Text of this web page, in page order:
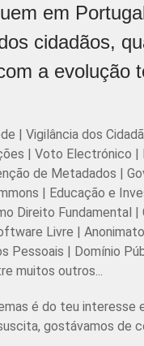
em
cidadãos,
a evolução
| Vigilância dos
| Voto Electrónico |
de Metadados |
| Educação e
Direito Fundamental |
Livre |
Pessoais | Domínio
muitos outros...
é do teu interesse
gostávamos de